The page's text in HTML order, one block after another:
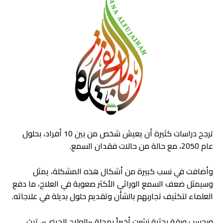
ترجح دراسات كثيرة أن يعيش شخص من بين 10 أفراد، بحلول
عام 2050، مع حالة من حالات فقدان السمع.
وأضافت في نسب كبيرة من أشكال هذه المشكلة، يمثل
وسيمثل ضعف السمع الوراثي الأكثر صعوبة في العلاج، ما دفع
العلماء لتكثيف تجاربهم بالشأن وتقديم حلول بديلة في علاجاته.